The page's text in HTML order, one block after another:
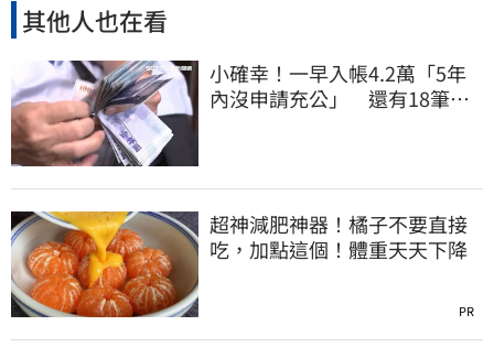
其他人也在看
小確幸！一早入帳4.2萬「5年
內沒申請充公」 還有18筆錢
超神減肥神器！橘子不要直接
吃，加點這個！體重天天下降
PR